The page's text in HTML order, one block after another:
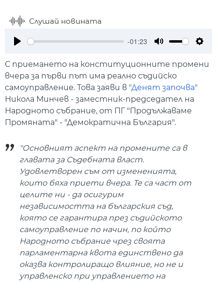
Слушай новината
-01:23
С приемането на конституционните промени
вчера за първи път има реално съдийско
самоуправление. Това заяви в "Денят започва"
Никола Минчев - заместник-председател на
Народното събрание, от ПГ "Продължаваме
Промяната" - "Демократична България".
"Основният аспект на промените са в
главата за Съдебната власт.
Удовлетворен съм от измененията,
които бяха приети вчера. Те са част от
целите ни - да осигурим
независимостта на българския съд,
която се гарантира през съдийското
самоуправление по начин, по който
Народното събрание чрез своята
парламентарна квота единствено да
оказва контролиращо влияние, но не и
управленско при управлението на